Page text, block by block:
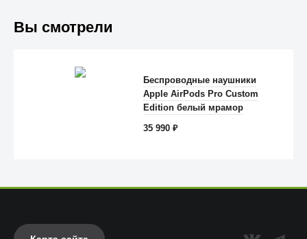
Anker
Вы смотрели
Беспроводные наушники
Apple AirPods Pro Custom
Edition белый мрамор
35 990₽